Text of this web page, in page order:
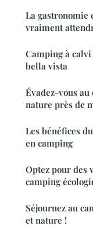
La gastronomie
vraiment
Camping à
bella vista
Évadez-vous
nature près de
Les bénéfices
en camping
Optez pour des
camping
Séjournez au
et nature !